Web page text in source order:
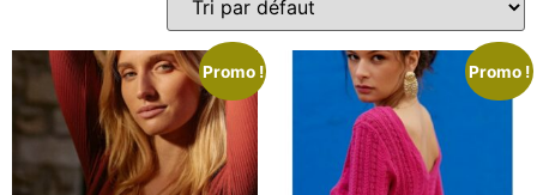
Promo ! Promo !